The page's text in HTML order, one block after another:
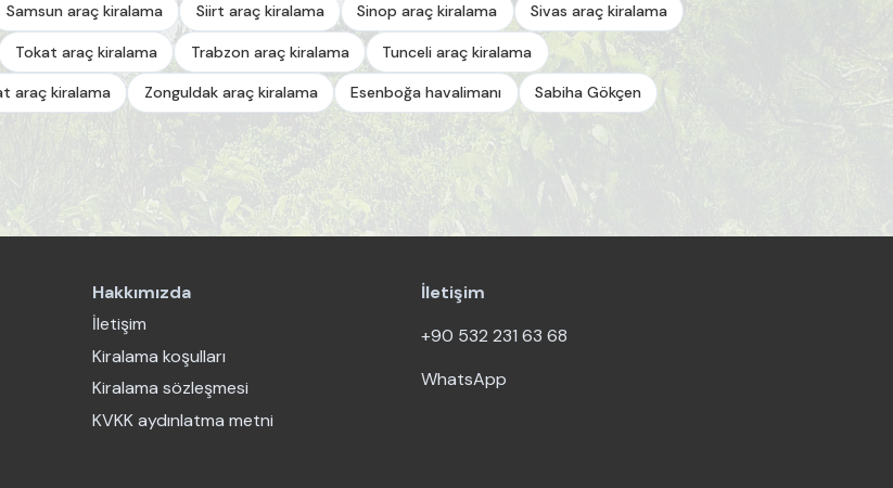
Samsun araç kiralama Siirt araç kiralama Sinop araç kiralama Sivas araç kiralama
Tokat araç kiralama Trabzon araç kiralama Tunceli araç kiralama
araç kiralama Zonguldak araç kiralama Esenboğa havalimanı Sabiha Gökçen
Hakkımızda
İletişim
Kiralama koşulları
Kiralama sözleşmesi
KVKK aydınlatma metni
İletişim
+90 532 231 63 68
WhatsApp